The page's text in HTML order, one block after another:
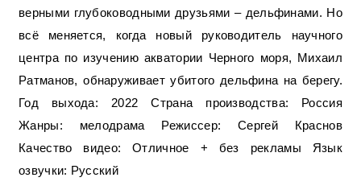
верными глубоководными друзьями – дельфинами. Но
всё меняется, когда новый руководитель научного
центра по изучению акватории Черного моря, Михаил
Ратманов, обнаруживает убитого дельфина на берегу.
Год выхода: 2022 Страна производства: Россия
Жанры: мелодрама Режиссер: Сергей Краснов
Качество видео: Отличное + без рекламы Язык
озвучки: Русский